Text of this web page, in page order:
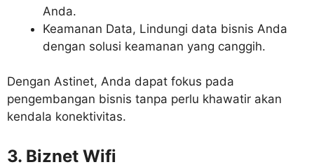
Anda.
Keamanan Data, Lindungi data bisnis Anda
dengan solusi keamanan yang canggih.
Dengan Astinet, Anda dapat fokus pada
pengembangan bisnis tanpa perlu khawatir akan
kendala konektivitas.
3. Biznet Wifi